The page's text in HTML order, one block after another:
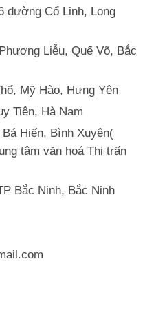
đường Cổ Linh, Long
Liễu, Quế Võ, Bắc
Mỹ Hào, Hưng Yên
Tiên, Hà Nam
Hiến, Bình Xuyên(
tâm văn hoá Thị trấn
Bắc Ninh, Bắc Ninh